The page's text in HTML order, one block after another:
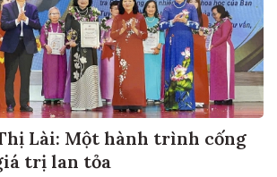
Lài: Một hành trình cống
trị lan tỏa